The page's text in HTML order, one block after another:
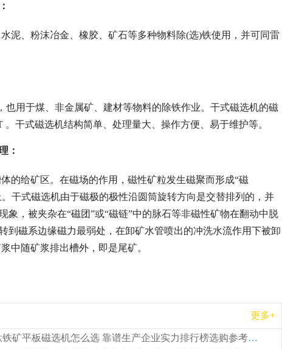
泥、粉沫冶金、橡胶、矿石等多种物料除(选)铁使用，并可同雷
用于煤、非金属矿、建材等物料的除铁作业。干式磁选机的磁
干式磁选机结构简单、处理量大、操作方便、易于维护等。
：
的给矿区。在磁场的作用，磁性矿粒发生磁聚而形成“磁
干式磁选机由于磁极的极性沿圆筒旋转方向是交替排列的，并
象，被夹杂在“磁团”或“磁链”中的脉石等非磁性矿物在翻动中脱
到磁系边缘磁力最弱处，在卸矿水管喷出的冲洗水流作用下被卸
中随矿浆排出槽外，即是尾矿。
更多+
2026 钛铁矿平板磁选机怎么选 靠谱生产企业实力排行榜选购参考攻略